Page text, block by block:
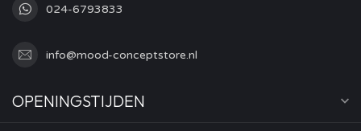
024-6793833
info@mood-conceptstore.nl
OPENINGSTIJDEN